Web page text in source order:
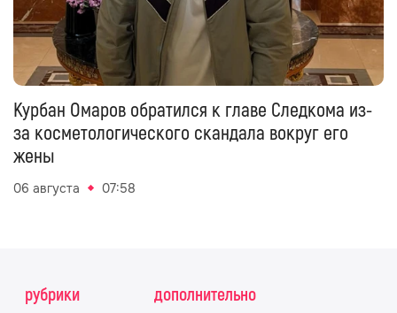
Курбан Омаров обратился к главе Следкома из-
за косметологического скандала вокруг его
жены
06 августа 07:58
рубрики
дополнительно